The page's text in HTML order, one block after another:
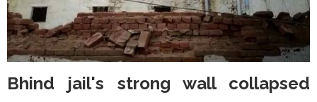
Bhind jail's strong wall collapsed